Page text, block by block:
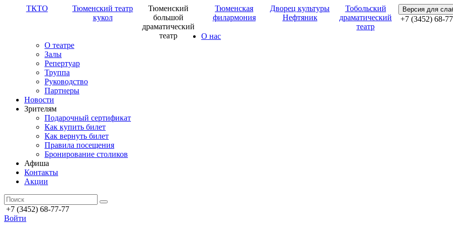
ТКТО
Тюменский театр
кукол
Тюменский
большой
драматический
театр
Тюменская
филармония
Дворец культуры
Нефтяник
Тобольский
драматический
театр
Версия для
+7 (3452) 68-
О нас
О театре
Залы
Репертуар
Труппа
Руководство
Партнеры
Новости
Зрителям
Подарочный сертификат
Как купить билет
Как вернуть билет
Правила посещения
Бронирование столиков
Афиша
Контакты
Акции
+7 (3452) 68-77-77
Войти